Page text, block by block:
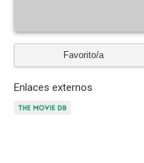
Favorito/a
Enlaces externos